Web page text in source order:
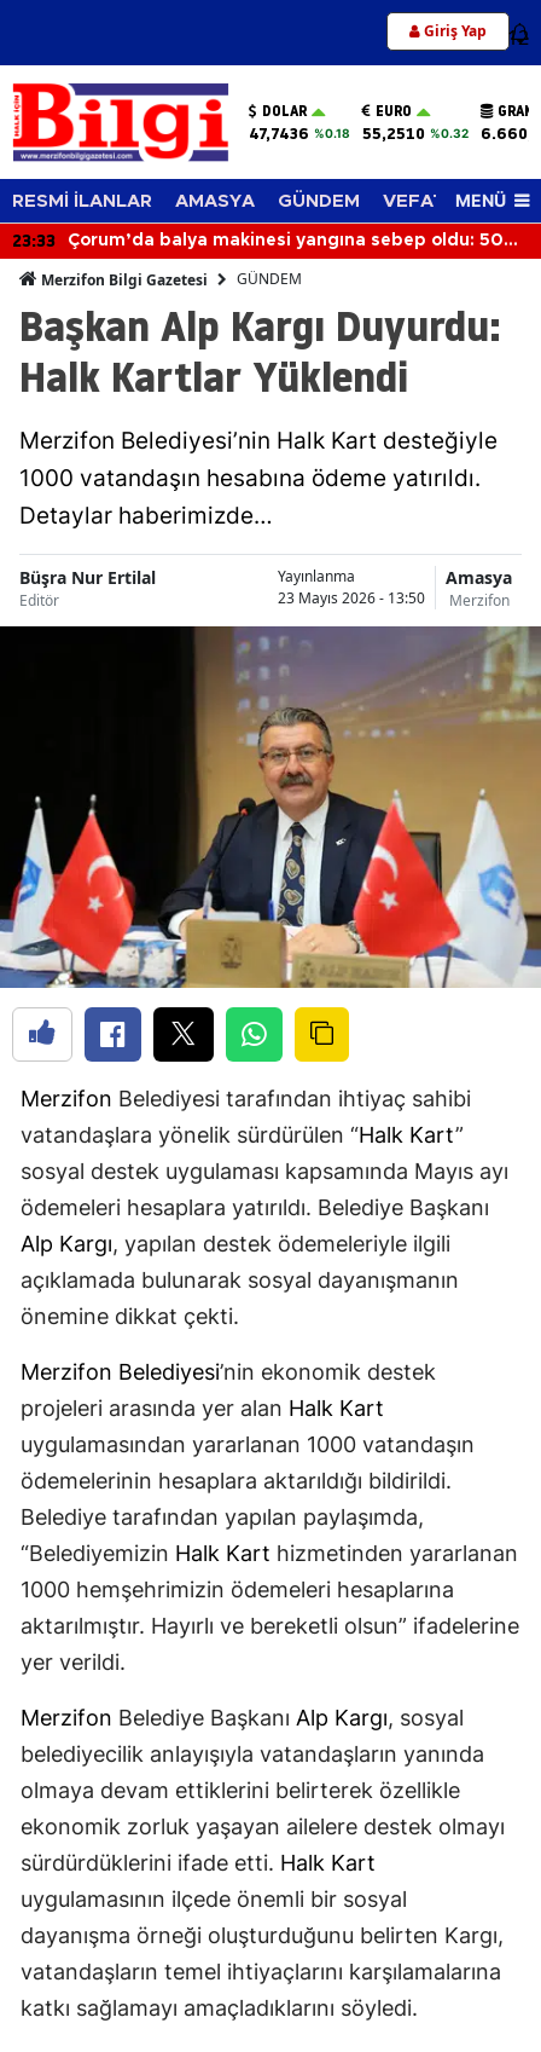
Giriş Yap 12
DOLAR
47,7436 %0.18
EURO
55,2510 %0.32
RESMİ İLANLAR AMASYA GÜNDEM VEFAT EDENLER
MENÜ
23:33
Çorum’da balya makinesi yangına sebep oldu: 500
Merzifon Bilgi Gazetesi GÜNDEM
Başkan Alp Kargı Duyurdu:
Halk Kartlar Yüklendi
Merzifon Belediyesi’nin Halk Kart desteğiyle
1000 vatandaşın hesabına ödeme yatırıldı.
Detaylar haberimizde…
Büşra Nur Ertilal
Editör
Yayınlanma
23 Mayıs 2026 - 13:50
Amasya
Merzifon
Merzifon Belediyesi tarafından ihtiyaç sahibi
vatandaşlara yönelik sürdürülen “Halk Kart”
sosyal destek uygulaması kapsamında Mayıs ayı
ödemeleri hesaplara yatırıldı. Belediye Başkanı
Alp Kargı, yapılan destek ödemeleriyle ilgili
açıklamada bulunarak sosyal dayanışmanın
önemine dikkat çekti.
Merzifon Belediyesi’nin ekonomik destek
projeleri arasında yer alan Halk Kart
uygulamasından yararlanan 1000 vatandaşın
ödemelerinin hesaplara aktarıldığı bildirildi.
Belediye tarafından yapılan paylaşımda,
“Belediyemizin Halk Kart hizmetinden yararlanan
1000 hemşehrimizin ödemeleri hesaplarına
aktarılmıştır. Hayırlı ve bereketli olsun” ifadelerine
yer verildi.
Merzifon Belediye Başkanı Alp Kargı, sosyal
belediyecilik anlayışıyla vatandaşların yanında
olmaya devam ettiklerini belirterek özellikle
ekonomik zorluk yaşayan ailelere destek olmayı
sürdürdüklerini ifade etti. Halk Kart
uygulamasının ilçede önemli bir sosyal
dayanışma örneği oluşturduğunu belirten Kargı,
vatandaşların temel ihtiyaçlarını karşılamalarına
katkı sağlamayı amaçladıklarını söyledi.